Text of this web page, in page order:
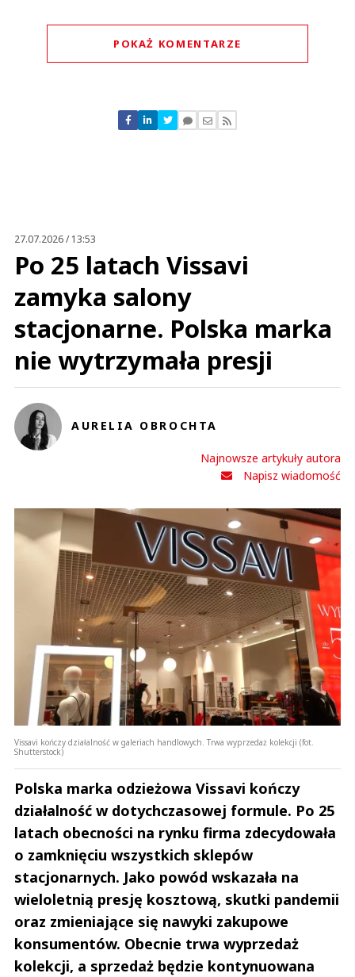
POKAŻ KOMENTARZE
Nie znaleziono komentarzy
Zostaw swoje komentarze
27.07.2026 / 13:53
Po 25 latach Vissavi
zamyka salony
stacjonarne. Polska marka
nie wytrzymała presji
AURELIA OBROCHTA
Najnowsze artykuły autora
Napisz wiadomość
Vissavi kończy działalność w galeriach handlowych. Trwa wyprzedaż kolekcji (fot.
Shutterstock)
Polska marka odzieżowa Vissavi kończy
działalność w dotychczasowej formule. Po 25
latach obecności na rynku firma zdecydowała
o zamknięciu wszystkich sklepów
stacjonarnych. Jako powód wskazała na
wieloletnią presję kosztową, skutki pandemii
oraz zmieniające się nawyki zakupowe
konsumentów. Obecnie trwa wyprzedaż
kolekcji, a sprzedaż będzie kontynuowana